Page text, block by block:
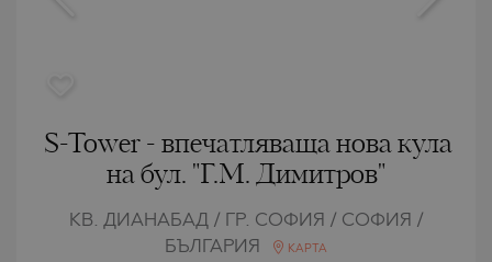
S-Tower - впечатляваща нова кула
на бул. "Г.М. Димитров"
КВ. ДИАНАБАД / ГР. СОФИЯ / СОФИЯ /
БЪЛГАРИЯ
КАРТА